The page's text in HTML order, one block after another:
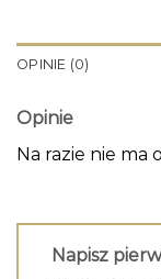
OPINIE (0)
Opinie
Na razie nie ma
Napisz